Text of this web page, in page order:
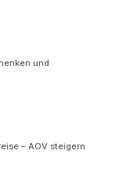
und
– AOV steigern